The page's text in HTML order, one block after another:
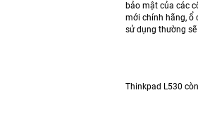
bảo mật của các
mới chính hãng, ổ
sử dụng thường
Thinkpad L530